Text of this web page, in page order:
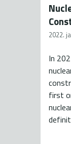
2022.
In
first